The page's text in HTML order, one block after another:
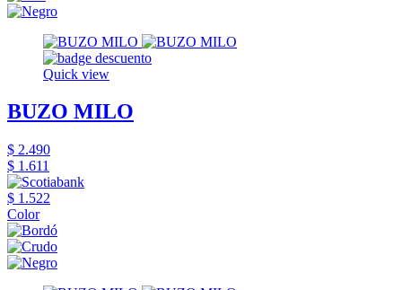
Quick view
BUZO MILO
$ 2.490
$ 1.611
$ 1.522
Color